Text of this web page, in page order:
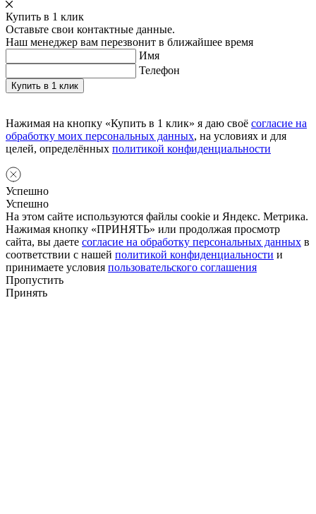
Купить в 1 клик
Оставьте свои контактные данные.
Наш менеджер вам перезвонит в ближайшее время
Имя
Телефон
Нажимая на кнопку «Купить в 1 клик» я даю своё согласие на
обработку моих персональных данных, на условиях и для
целей, определённых политикой конфиденциальности
Успешно
Успешно
На этом сайте используются файлы cookie и Яндекс. Метрика.
Нажимая кнопку «ПРИНЯТЬ» или продолжая просмотр
сайта, вы даете согласие на обработку персональных данных в
соответствии с нашей политикой конфиденциальности и
принимаете условия пользовательского соглашения
Пропустить
Принять